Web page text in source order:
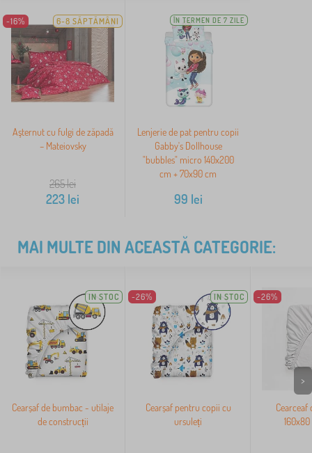
-16% 6-8 SĂPTĂMÂNI
Aşternut cu fulgi de zăpadă
– Mateiovsky
265lei
223 lei
ÎN TERMEN DE 7 ZILE
Lenjerie de pat pentru copii
Gabby's Dollhouse
"bubbles" micro 140x200
cm + 70x90 cm
99 lei
MAI MULTE DIN ACEASTĂ CATEGORIE:
IN STOC
Cearșaf de bumbac - utilaje
de construcții
-26% IN STOC
Cearșaf pentru copii cu
ursuleți
-26%
Cearceaf
>